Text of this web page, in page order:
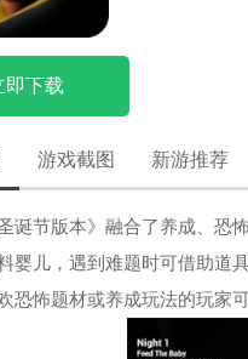
即下载
游戏截图 新游推荐
圣诞节版本》融合了养成、
婴儿，遇到难题时可借助道
恐怖题材或养成玩法的玩家